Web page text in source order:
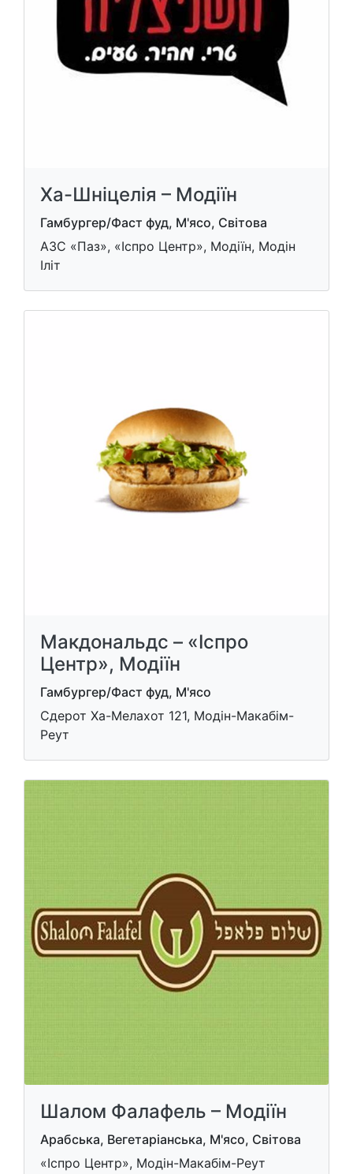
Ха-Шніцелія – Модіїн
Гамбургер/Фаст фуд, М'ясо, Світова
АЗС «Паз», «Іспро Центр», Модіїн, Модін
Іліт
Макдональдс – «Іспро
Центр», Модіїн
Гамбургер/Фаст фуд, М'ясо
Сдерот Ха-Мелахот 121, Модін-Макабім-
Реут
Шалом Фалафель – Модіїн
Арабська, Вегетаріанська, М'ясо, Світова
«Іспро Центр», Модін-Макабім-Реут